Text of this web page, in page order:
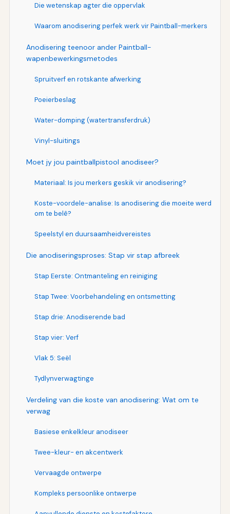
Die wetenskap agter die oppervlak
Waarom anodisering perfek werk vir Paintball-merkers
Anodisering teenoor ander Paintball-
wapenbewerkingsmetodes
Spruitverf en rotskante afwerking
Poeierbeslag
Water-domping (watertransferdruk)
Vinyl-sluitings
Moet jy jou paintballpistool anodiseer?
Materiaal: Is jou merkers geskik vir anodisering?
Koste-voordele-analise: Is anodisering die moeite werd
om te belê?
Speelstyl en duursaamheidvereistes
Die anodiseringsproses: Stap vir stap afbreek
Stap Eerste: Ontmanteling en reiniging
Stap Twee: Voorbehandeling en ontsmetting
Stap drie: Anodiserende bad
Stap vier: Verf
Vlak 5: Seël
Tydlynverwagtinge
Verdeling van die koste van anodisering: Wat om te
verwag
Basiese enkelkleur anodiseer
Twee-kleur- en akcentwerk
Vervaagde ontwerpe
Kompleks persoonlike ontwerpe